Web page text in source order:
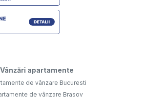
Vânzări apartamente
de vânzare Bucuresti
de vânzare Brasov